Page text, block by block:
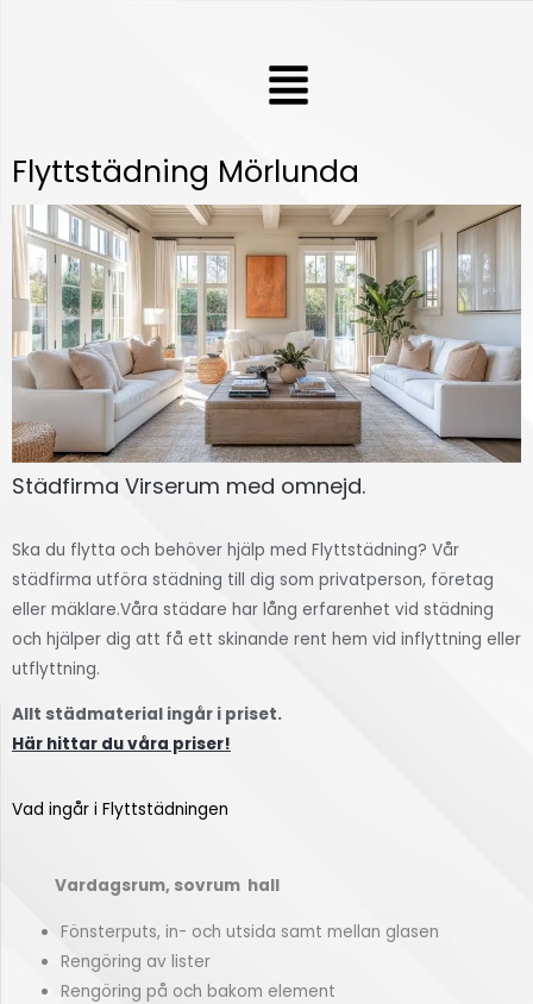
Meny
Flyttstädning Mörlunda
Städfirma Virserum med omnejd.
Ska du flytta och behöver hjälp med Flyttstädning? Vår
städfirma utföra städning till dig som privatperson, företag
eller mäklare.Våra städare har lång erfarenhet vid städning
och hjälper dig att få ett skinande rent hem vid inflyttning eller
utflyttning.
Allt städmaterial ingår i priset.
Här hittar du våra priser!
Vad ingår i Flyttstädningen
Vardagsrum, sovrum hall
Fönsterputs, in- och utsida samt mellan glasen
Rengöring av lister
Rengöring på och bakom element